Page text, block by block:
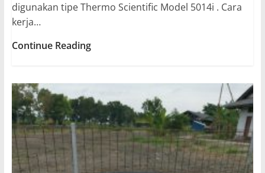
digunakan tipe Thermo Scientific Model 5014i . Cara
kerja…
Continue ReadingPartikulat